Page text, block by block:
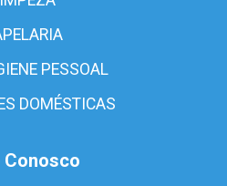
PESSOAL
DOMÉSTICAS
Conosco